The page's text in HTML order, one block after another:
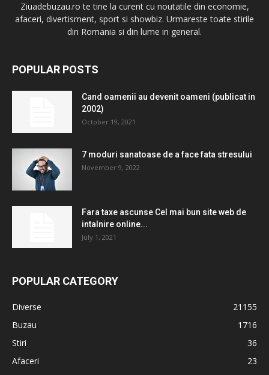
Ziuadebuzau.ro te tine la curent cu noutatile din economie,
afaceri, divertisment, sport si showbiz. Urmareste toate stirile
din Romania si din lume in general.
POPULAR POSTS
Cand oamenii au devenit oameni (publicat in
2002)
October 19, 2021
7 moduri sanatoase de a face fata stresului
November 9, 2022
Fara taxe ascunse Cel mai bun site web de
intalnire online...
July 1, 2021
POPULAR CATEGORY
Diverse
21155
Buzau
1716
Stiri
36
Afaceri
23